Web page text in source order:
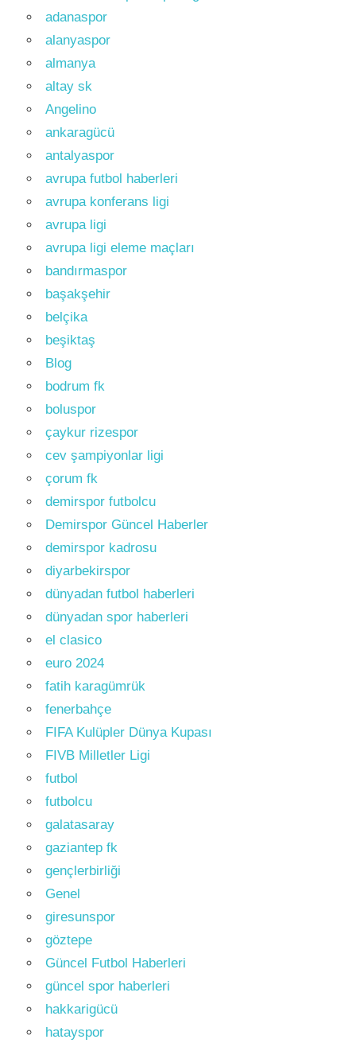
adanaspor
alanyaspor
almanya
altay sk
Angelino
ankaragücü
antalyaspor
avrupa futbol haberleri
avrupa konferans ligi
avrupa ligi
avrupa ligi eleme maçları
bandırmaspor
başakşehir
belçika
beşiktaş
Blog
bodrum fk
boluspor
çaykur rizespor
cev şampiyonlar ligi
çorum fk
demirspor futbolcu
Demirspor Güncel Haberler
demirspor kadrosu
diyarbekirspor
dünyadan futbol haberleri
dünyadan spor haberleri
el clasico
euro 2024
fatih karagümrük
fenerbahçe
FIFA Kulüpler Dünya Kupası
FIVB Milletler Ligi
futbol
futbolcu
galatasaray
gaziantep fk
gençlerbirliği
Genel
giresunspor
göztepe
Güncel Futbol Haberleri
güncel spor haberleri
hakkarigücü
hatayspor